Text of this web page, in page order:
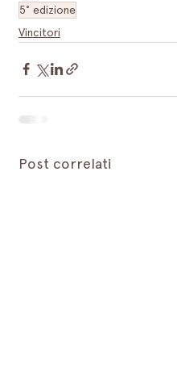
5° edizione
Vincitori
Post correlati